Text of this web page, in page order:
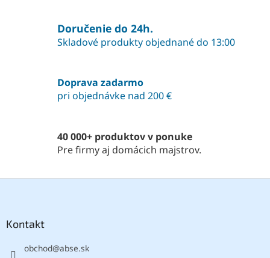
á
d
a
e
p
y
v
p
Doručenie do 24h.
Skladové produkty objednané do 13:00
Doprava zadarmo
pri objednávke nad 200 €
40 000+ produktov v ponuke
Pre firmy aj domácich majstrov.
Kontakt
obchod@abse.sk